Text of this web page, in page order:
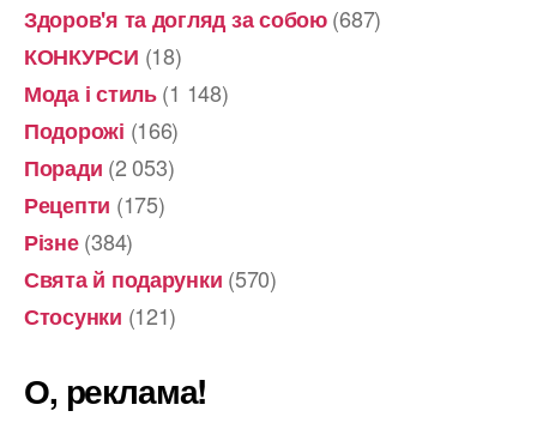
Здоров'я та догляд за собою(687)
КОНКУРСИ (18)
Мода і стиль(1 148)
Подорожі (166)
Поради (2 053)
Рецепти (175)
Різне(384)
Свята й подарунки (570)
Стосунки (121)
О, реклама!